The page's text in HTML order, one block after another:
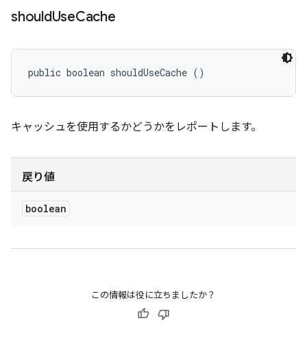
shouldUseCache
public boolean shouldUseCache ()
キャッシュを使用するかどうかをレポートします。
戻り値
boolean
この情報は役に立ちましたか？